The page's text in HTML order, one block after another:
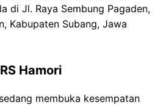
di Jl. Raya Sembung Pagaden,
Kabupaten Subang, Jawa
Hamori
membuka kesempatan